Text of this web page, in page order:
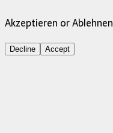
Akzeptieren or Ablehnen
Decline Accept